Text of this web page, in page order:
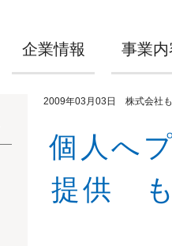
企業情報 事業内
個人へ
提供 も
2009年03月03日 株式会社